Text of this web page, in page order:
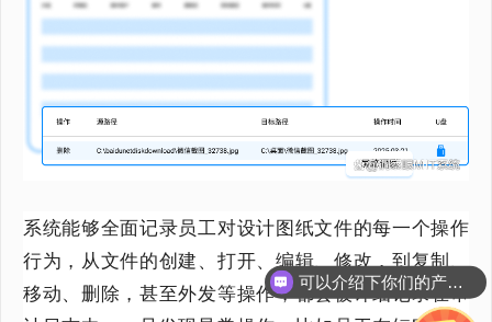
系统能够全面记录员工对设计图纸文件的每一个操作
行为，从文件的创建、打开、编辑、修改，到复制、
移动、删除，甚至外发等操作，都会被详细记录在审
你们是怎么收费的呢？